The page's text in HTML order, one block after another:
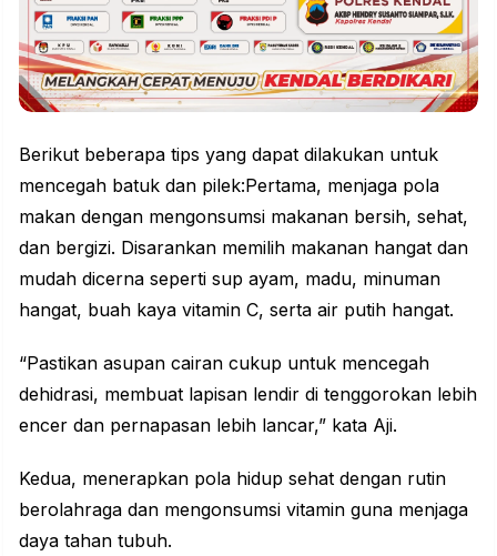
Berikut beberapa tips yang dapat dilakukan untuk
mencegah batuk dan pilek:Pertama, menjaga pola
makan dengan mengonsumsi makanan bersih, sehat,
dan bergizi. Disarankan memilih makanan hangat dan
mudah dicerna seperti sup ayam, madu, minuman
hangat, buah kaya vitamin C, serta air putih hangat.
“Pastikan asupan cairan cukup untuk mencegah
dehidrasi, membuat lapisan lendir di tenggorokan lebih
encer dan pernapasan lebih lancar,” kata Aji.
Kedua, menerapkan pola hidup sehat dengan rutin
berolahraga dan mengonsumsi vitamin guna menjaga
daya tahan tubuh.